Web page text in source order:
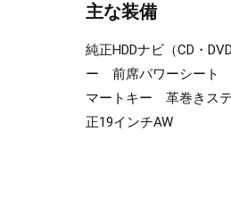
主な装備
純正HDDナビ（CD・
ー 前席パワーシート
マートキー 革巻きス
正19インチAW